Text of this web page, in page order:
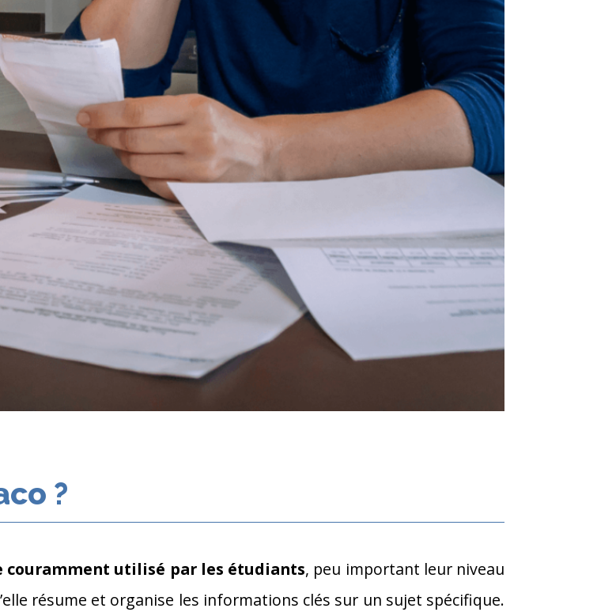
?
couramment utilisé par les étudiants, peu important leur niveau
résume et organise les informations clés sur un sujet spécifique.